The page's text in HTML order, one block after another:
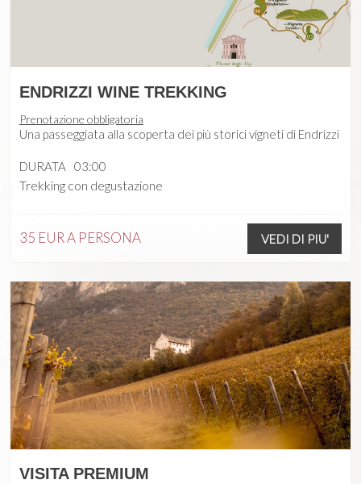
ENDRIZZI WINE TREKKING
Trekking con degustazione
Prenotazione obbligatoria
Una passeggiata alla scoperta dei più storici vigneti di Endrizzi
DURATA 03:00
35 EURA PERSONA VEDI DI PIU'
VISITA PREMIUM